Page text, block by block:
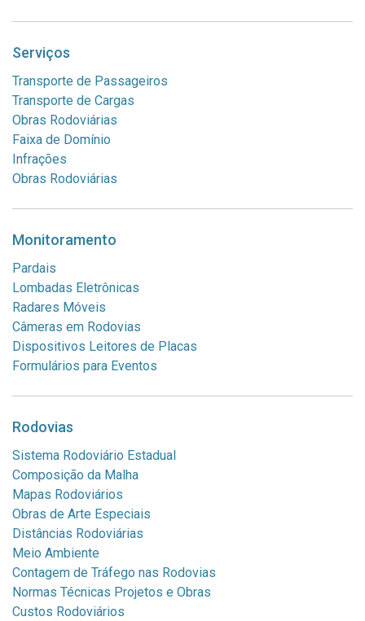
Serviços
Transporte de Passageiros
Transporte de Cargas
Obras Rodoviárias
Faixa de Domínio
Infrações
Obras Rodoviárias
Monitoramento
Pardais
Lombadas Eletrônicas
Radares Móveis
Câmeras em Rodovias
Dispositivos Leitores de Placas
Formulários para Eventos
Rodovias
Sistema Rodoviário Estadual
Composição da Malha
Mapas Rodoviários
Obras de Arte Especiais
Distâncias Rodoviárias
Meio Ambiente
Contagem de Tráfego nas Rodovias
Normas Técnicas Projetos e Obras
Custos Rodoviários